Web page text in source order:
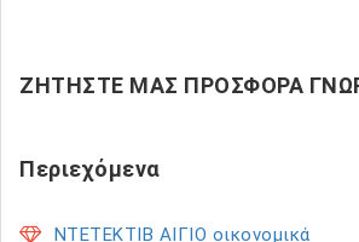
ΖΗΤΗΣΤΕ ΜΑΣ ΠΡΟΣΦΟΡΑ
Περιεχόμενα
ΝΤΕΤΕΚΤΙΒ ΑΙΓΙΟ οικονομικά